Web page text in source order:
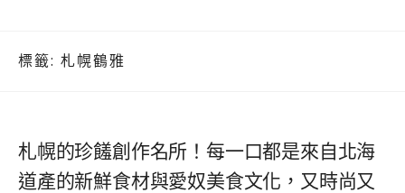
標籤: 札幌鶴雅
札幌的珍饈創作名所！每一口都是來自北海
道產的新鮮食材與愛奴美食文化，又時尚又